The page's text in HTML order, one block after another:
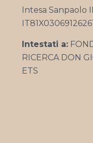
Intesa Sanpaolo
Intestati a:
RICERCA DON
ETS